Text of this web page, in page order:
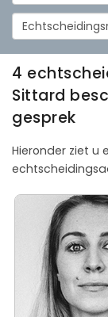
4
Sittard
gesprek
Hieronder ziet u